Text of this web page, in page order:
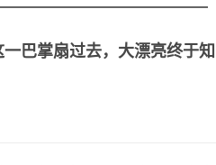
巴掌扇过去，大漂亮终于知